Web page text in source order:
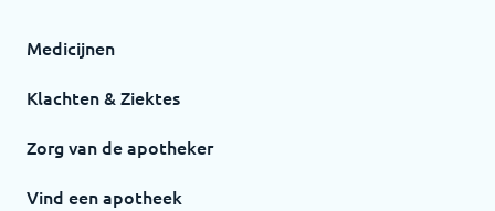
Medicijnen
Klachten & Ziektes
Zorg van de apotheker
Vind een apotheek